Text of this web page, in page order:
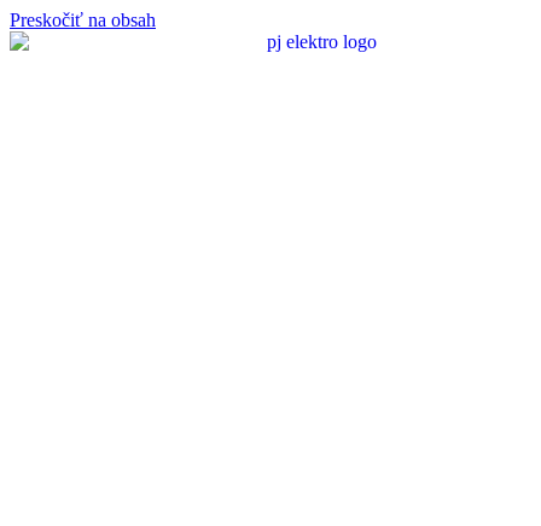
Preskočiť na obsah